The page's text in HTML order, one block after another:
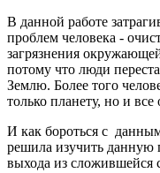
В данной работе
проблем человека -
загрязнения
потому что люди
Землю. Более того
только планету, но и все
И как бороться с
решила изучить данную
выхода из сложившейся